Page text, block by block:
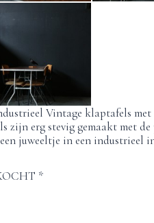
Vintage klaptafels
zijn erg stevig gemaakt met
juweeltje in een industrieel
*